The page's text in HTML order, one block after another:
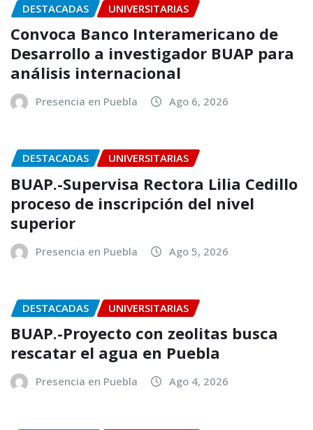
DESTACADAS UNIVERSITARIAS
Convoca Banco Interamericano de
Desarrollo a investigador BUAP para
análisis internacional
Presencia en Puebla Ago 6, 2026
DESTACADAS UNIVERSITARIAS
BUAP.-Supervisa Rectora Lilia Cedillo
proceso de inscripción del nivel
superior
Presencia en Puebla Ago 5, 2026
DESTACADAS UNIVERSITARIAS
BUAP.-Proyecto con zeolitas busca
rescatar el agua en Puebla
Presencia en Puebla Ago 4, 2026